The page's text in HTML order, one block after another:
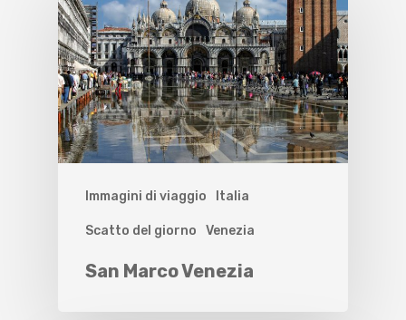
Immagini di viaggio Italia
Scatto del giorno Venezia
San Marco Venezia